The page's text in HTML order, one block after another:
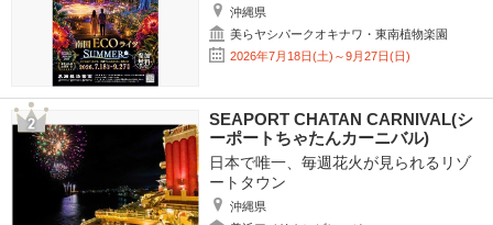
沖縄県
美らヤシパークオキナワ・東南植物楽園
2026年7月18日(土)～9月27日(日)
SEAPORT CHATAN CARNIVAL(シ
ーポートちゃたんカーニバル)
日本で唯一、毎週花火が見られるリゾ
ートタウン
沖縄県